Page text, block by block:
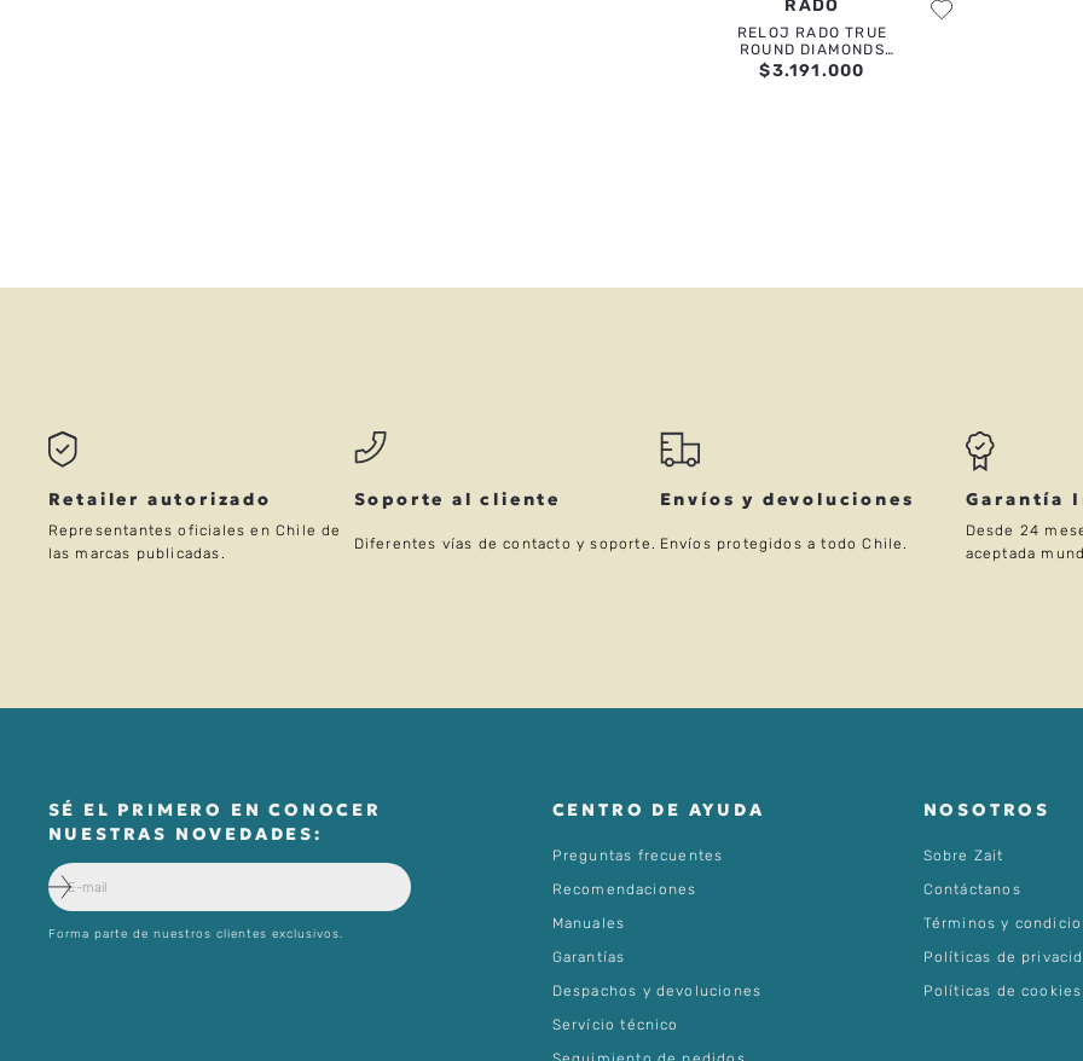
RADO
RELOJ RADO TRUE
ROUND DIAMONDS
30MM
$3.191.000
Retailer autorizado
Representantes oficiales en Chile de
las marcas publicadas.
Soporte al cliente
Diferentes vías de contacto y soporte.
Envíos y devoluciones
Envíos protegidos a todo Chile.
Garantía
Desde 24
aceptada
SÉ EL PRIMERO EN CONOCER
NUESTRAS NOVEDADES:
Forma parte de nuestros clientes exclusivos.
CENTRO DE AYUDA
Preguntas frecuentes
Recomendaciones
Manuales
Garantías
Despachos y devoluciones
Servício técnico
NOSOTROS
Sobre Zait
Contáctanos
Términos y
Políticas de
Políticas de cookies